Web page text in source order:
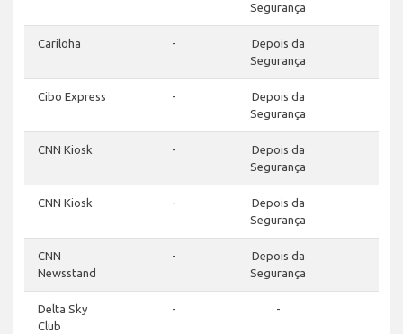
Segurança
Cariloha -
Depois da
Segurança
Cibo Express -
Depois da
Segurança
CNN Kiosk -
Depois da
Segurança
CNN Kiosk -
Depois da
Segurança
CNN
Newsstand
-
Depois da
Segurança
Delta Sky
Club
- -